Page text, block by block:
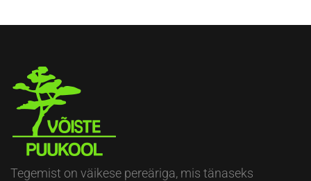
Tegemist on väikese pereäriga, mis tänaseks